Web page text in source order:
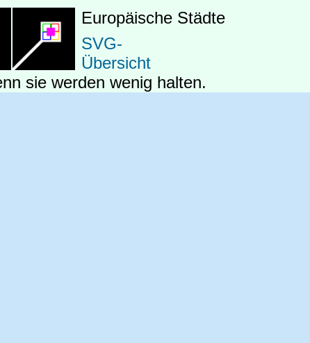
Europäische Städte
SVG-
Übersicht
sie werden wenig halten.